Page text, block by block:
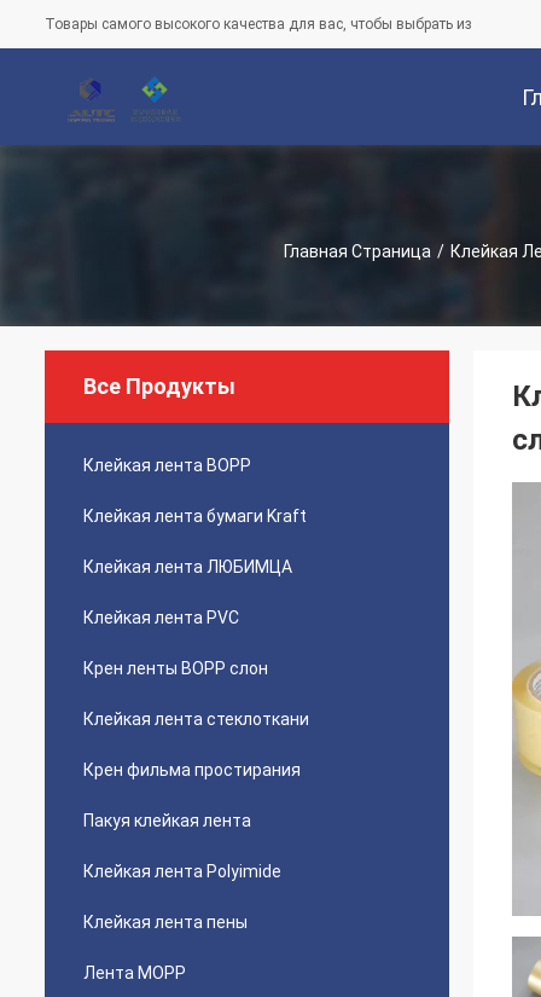
Товары самого высокого качества для вас, чтобы выбрать из
Главная Страница / Клейкая
Все Продукты
Клейкая лента BOPP
Клейкая лента бумаги Kraft
Клейкая лента ЛЮБИМЦА
Клейкая лента PVC
Крен ленты BOPP слон
Клейкая лента стеклоткани
Крен фильма простирания
Пакуя клейкая лента
Клейкая лента Polyimide
Клейкая лента пены
Лента MOPP